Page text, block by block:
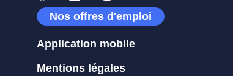
Nos offres d'emploi
Application mobile
Mentions légales